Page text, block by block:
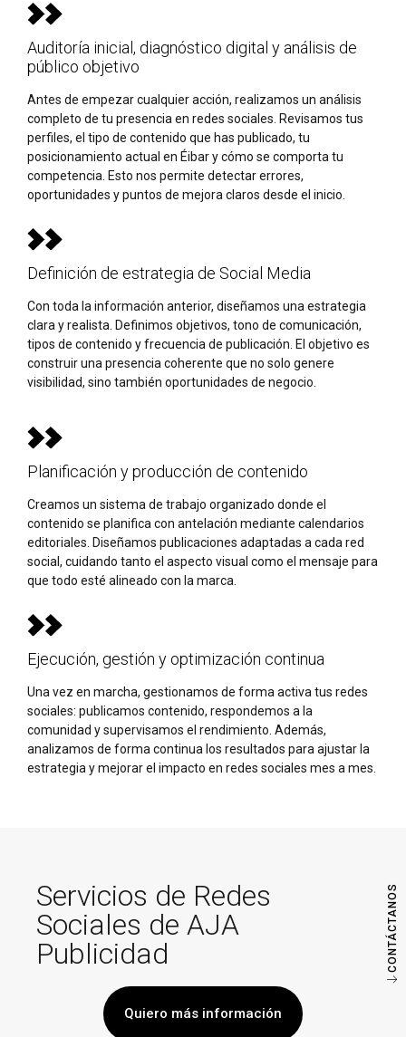
CONTÁCTANOS
Auditoría inicial, diagnóstico digital y análisis de
público objetivo
Antes de empezar cualquier acción, realizamos un análisis
completo de tu presencia en redes sociales. Revisamos tus
perfiles, el tipo de contenido que has publicado, tu
posicionamiento actual en Éibar y cómo se comporta tu
competencia. Esto nos permite detectar errores,
oportunidades y puntos de mejora claros desde el inicio.
Definición de estrategia de Social Media
Con toda la información anterior, diseñamos una estrategia
clara y realista. Definimos objetivos, tono de comunicación,
tipos de contenido y frecuencia de publicación. El objetivo es
construir una presencia coherente que no solo genere
visibilidad, sino también oportunidades de negocio.
Planificación y producción de contenido
Creamos un sistema de trabajo organizado donde el
contenido se planifica con antelación mediante calendarios
editoriales. Diseñamos publicaciones adaptadas a cada red
social, cuidando tanto el aspecto visual como el mensaje para
que todo esté alineado con la marca.
Ejecución, gestión y optimización continua
Una vez en marcha, gestionamos de forma activa tus redes
sociales: publicamos contenido, respondemos a la
comunidad y supervisamos el rendimiento. Además,
analizamos de forma continua los resultados para ajustar la
estrategia y mejorar el impacto en redes sociales mes a mes.
Servicios de Redes
Sociales de AJA
Publicidad
Quiero más información